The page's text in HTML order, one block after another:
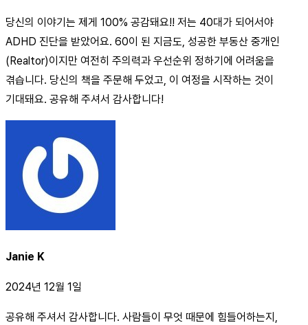
당신의 이야기는 제게 100% 공감돼요!! 저는 40대가 되어서야
ADHD 진단을 받았어요. 60이 된 지금도, 성공한 부동산 중개인
(Realtor)이지만 여전히 주의력과 우선순위 정하기에 어려움을
겪습니다. 당신의 책을 주문해 두었고, 이 여정을 시작하는 것이
기대돼요. 공유해 주셔서 감사합니다!
Janie K
2024년 12월 1일
공유해 주셔서 감사합니다. 사람들이 무엇 때문에 힘들어하는지,